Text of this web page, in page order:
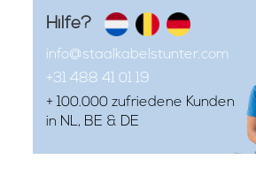
Hilfe?
info@staalkabelstunter.com
+31 488 41 01 19
+ 100.000 zufriedene Kunden
in NL, BE & DE